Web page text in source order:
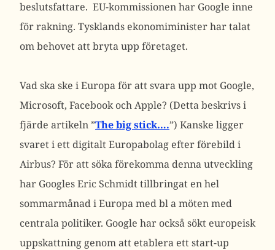
beslutsfattare. EU-kommissionen har Google inne
för rakning. Tysklands ekonomiminister har talat
om behovet att bryta upp företaget.
Vad ska ske i Europa för att svara upp mot Google,
Microsoft, Facebook och Apple? (Detta beskrivs i
fjärde artikeln ”The big stick….”) Kanske ligger
svaret i ett digitalt Europabolag efter förebild i
Airbus? För att söka förekomma denna utveckling
har Googles Eric Schmidt tillbringat en hel
sommarmånad i Europa med bl a möten med
centrala politiker. Google har också sökt europeisk
uppskattning genom att etablera ett start-up